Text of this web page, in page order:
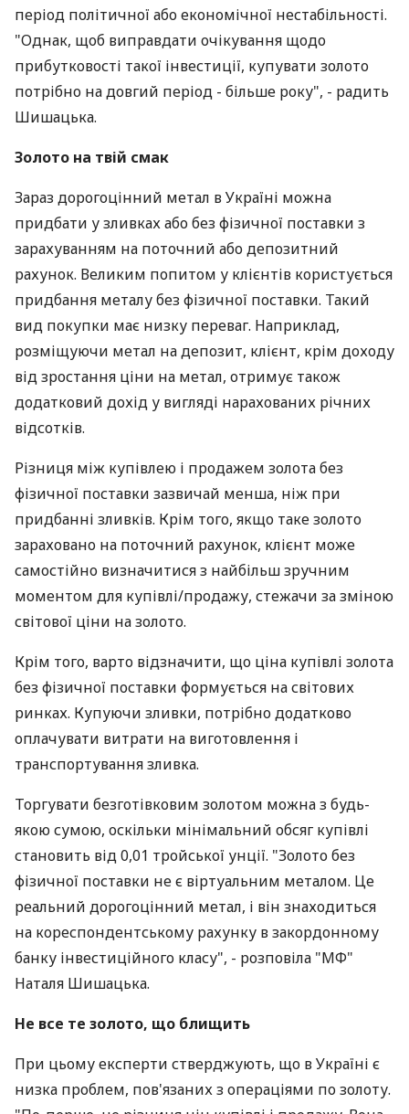
період політичної або економічної нестабільності.
"Однак, щоб виправдати очікування щодо
прибутковості такої інвестиції, купувати золото
потрібно на довгий період - більше року", - радить
Шишацька.
Золото на твій смак
Зараз дорогоцінний метал в Україні можна
придбати у зливках або без фізичної поставки з
зарахуванням на поточний або депозитний
рахунок. Великим попитом у клієнтів користується
придбання металу без фізичної поставки. Такий
вид покупки має низку переваг. Наприклад,
розміщуючи метал на депозит, клієнт, крім доходу
від зростання ціни на метал, отримує також
додатковий дохід у вигляді нарахованих річних
відсотків.
Різниця між купівлею і продажем золота без
фізичної поставки зазвичай менша, ніж при
придбанні зливків. Крім того, якщо таке золото
зараховано на поточний рахунок, клієнт може
самостійно визначитися з найбільш зручним
моментом для купівлі/продажу, стежачи за зміною
світової ціни на золото.
Крім того, варто відзначити, що ціна купівлі золота
без фізичної поставки формується на світових
ринках. Купуючи зливки, потрібно додатково
оплачувати витрати на виготовлення і
транспортування зливка.
Торгувати безготівковим золотом можна з будь-
якою сумою, оскільки мінімальний обсяг купівлі
становить від 0,01 тройської унції. "Золото без
фізичної поставки не є віртуальним металом. Це
реальний дорогоцінний метал, і він знаходиться
на кореспондентському рахунку в закордонному
банку інвестиційного класу", - розповіла "МФ"
Наталя Шишацька.
Не все те золото, що блищить
При цьому експерти стверджують, що в Україні є
низка проблем, пов'язаних з операціями по золоту.